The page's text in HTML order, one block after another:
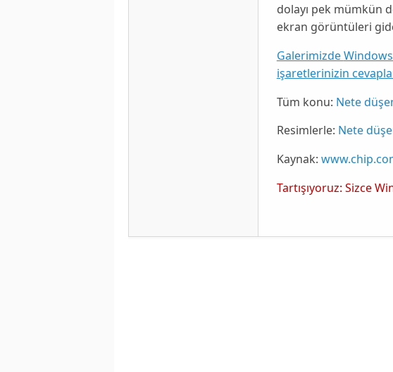
dolayı pek mümkün
ekran görüntüleri
Galerimizde
işaretlerinizin
Tüm konu: Nete
Resimlerle: Nete
Kaynak:
Tartışıyoruz: Sizce